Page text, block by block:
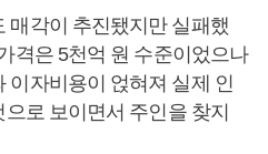
매각이 추진됐지만 실패했
격은 5천억 원 수준이었으나
이자비용이 얹혀져 실제 인
로 보이면서 주인을 찾지